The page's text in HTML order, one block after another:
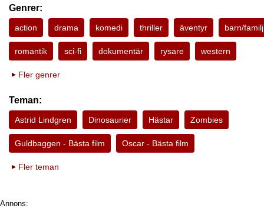
Genrer:
action drama komedi thriller äventyr barn/familj
romantik sci-fi dokumentär rysare western
Fler genrer
Teman:
Astrid Lindgren Dinosaurier Hästar Zombies
Guldbaggen - Bästa film Oscar - Bästa film
Fler teman
Annons: